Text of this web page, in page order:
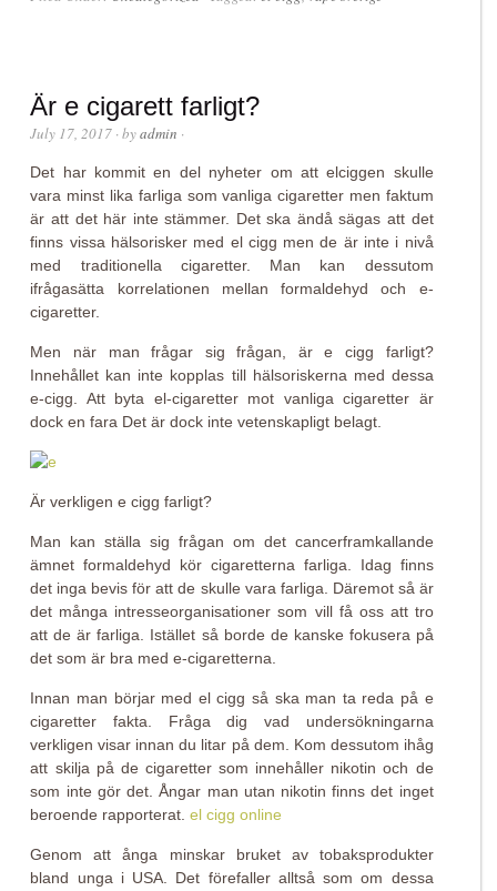
Är e cigarett farligt?
July 17, 2017 · byadmin ·
Det har kommit en del nyheter om att elciggen skulle
vara minst lika farliga som vanliga cigaretter men faktum
är att det här inte stämmer. Det ska ändå sägas att det
finns vissa hälsorisker med el cigg men de är inte i nivå
med traditionella cigaretter. Man kan dessutom
ifrågasätta korrelationen mellan formaldehyd och e-
cigaretter.
Men när man frågar sig frågan, är e cigg farligt?
Innehållet kan inte kopplas till hälsoriskerna med dessa
e-cigg. Att byta el-cigaretter mot vanliga cigaretter är
dock en fara Det är dock inte vetenskapligt belagt.
Är verkligen e cigg farligt?
Man kan ställa sig frågan om det cancerframkallande
ämnet formaldehyd kör cigaretterna farliga. Idag finns
det inga bevis för att de skulle vara farliga. Däremot så är
det många intresseorganisationer som vill få oss att tro
att de är farliga. Istället så borde de kanske fokusera på
det som är bra med e-cigaretterna.
Innan man börjar med el cigg så ska man ta reda på e
cigaretter fakta. Fråga dig vad undersökningarna
verkligen visar innan du litar på dem. Kom dessutom ihåg
att skilja på de cigaretter som innehåller nikotin och de
som inte gör det. Ångar man utan nikotin finns det inget
beroende rapporterat.el cigg online
Genom att ånga minskar bruket av tobaksprodukter
bland unga i USA. Det förefaller alltså som om dessa